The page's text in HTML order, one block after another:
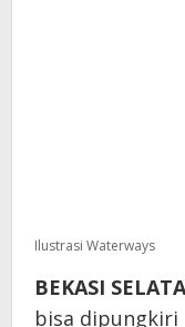
Ilustrasi Waterways
BEKASI
bisa dipungkiri